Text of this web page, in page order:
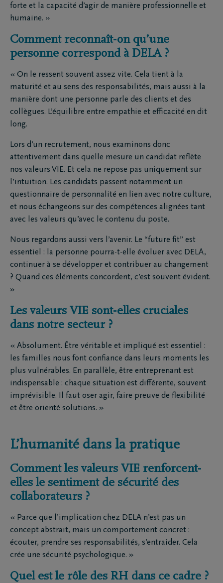
forte et la capacité d’agir de manière professionnelle et
humaine. »
Comment reconnaît-on qu’une
personne correspond à DELA ?
« On le ressent souvent assez vite. Cela tient à la
maturité et au sens des responsabilités, mais aussi à la
manière dont une personne parle des clients et des
collègues. L’équilibre entre empathie et efficacité en dit
long.
Lors d’un recrutement, nous examinons donc
attentivement dans quelle mesure un candidat reflète
nos valeurs VIE. Et cela ne repose pas uniquement sur
l’intuition. Les candidats passent notamment un
questionnaire de personnalité en lien avec notre culture,
et nous échangeons sur des compétences alignées tant
avec les valeurs qu’avec le contenu du poste.
Nous regardons aussi vers l’avenir. Le “future fit” est
essentiel : la personne pourra-t-elle évoluer avec DELA,
continuer à se développer et contribuer au changement
? Quand ces éléments concordent, c’est souvent évident.
»
Les valeurs VIE sont-elles cruciales
dans notre secteur ?
« Absolument. Être véritable et impliqué est essentiel :
les familles nous font confiance dans leurs moments les
plus vulnérables. En parallèle, être entreprenant est
indispensable : chaque situation est différente, souvent
imprévisible. Il faut oser agir, faire preuve de flexibilité
et être orienté solutions. »
L’humanité dans la pratique
Comment les valeurs VIE renforcent-
elles le sentiment de sécurité des
collaborateurs ?
« Parce que l’implication chez DELA n’est pas un
concept abstrait, mais un comportement concret :
écouter, prendre ses responsabilités, s’entraider. Cela
crée une sécurité psychologique. »
Quel est le rôle des RH dans ce cadre ?